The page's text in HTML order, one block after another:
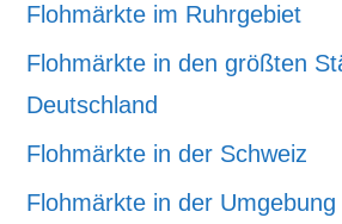
Flohmärkte im Ruhrgebiet
Flohmärkte in den größten
Deutschland
Flohmärkte in der Schweiz
Flohmärkte in der Umgebung